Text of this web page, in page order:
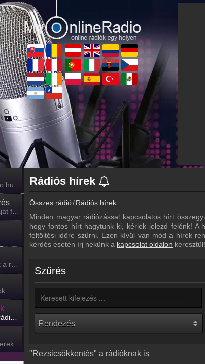
Hozz létre saját fiókot!
Ezek szólnak a rádiókban
Legfrissebb rádiós hírek
Rádiós hírek
Összes rádió Rádiós hírek
Minden magyar rádiózással kapcsolatos hírt
hogy fontos hírt hagytunk ki, kérlek jelezd felénk! A
feltöltési időre szűrni. Ezen kívül van mód a hírek
kérdés esetén írj nekünk a kapcsolat oldalon keresztül!
Szűrés
"Rezsicsökkentés" a rádióknak is